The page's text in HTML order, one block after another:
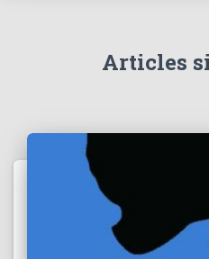
Articles